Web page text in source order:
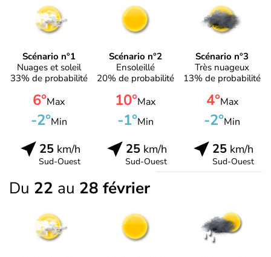
Scénario n°1
Nuages et soleil
33% de probabilité
6°Max
-2°Min
25km/h
Sud-Ouest
Scénario n°2
Ensoleillé
20% de probabilité
10°Max
-1°Min
25km/h
Sud-Ouest
Scénario n°3
Très nuageux
13% de probabilité
4°Max
-2°Min
25 km/h
Sud-Ouest
Du 22 au 28 février